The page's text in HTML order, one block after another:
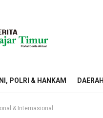
POLRI & HANKAM DAERAH
& Internasional